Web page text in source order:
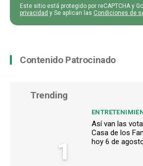
Este sitio está protegido por reCAPTCHA y
privacidad y Se aplican las Condiciones de
Contenido Patrocinado
Trending
1
Así van las
Casa de los
hoy 6 de